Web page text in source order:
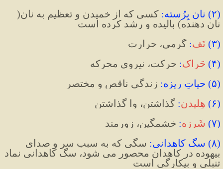
(۲) نان بِرُسته:
نان دهنده) بالیده و رشد کرده است
(۳) تَف: گرمی، حرارت
(۴) حَراک: حرکت، نیروی محرکه
(۵) حیاتِ ریزه: زندگی ناقص و مختصر
(۶) هِلیدن: گذاشتن، وا گذاشتن
(۷) شَرزه: خشمگین، زورمند
(۸) سگ کاهدانی:
تنبلی و بیکارگی است